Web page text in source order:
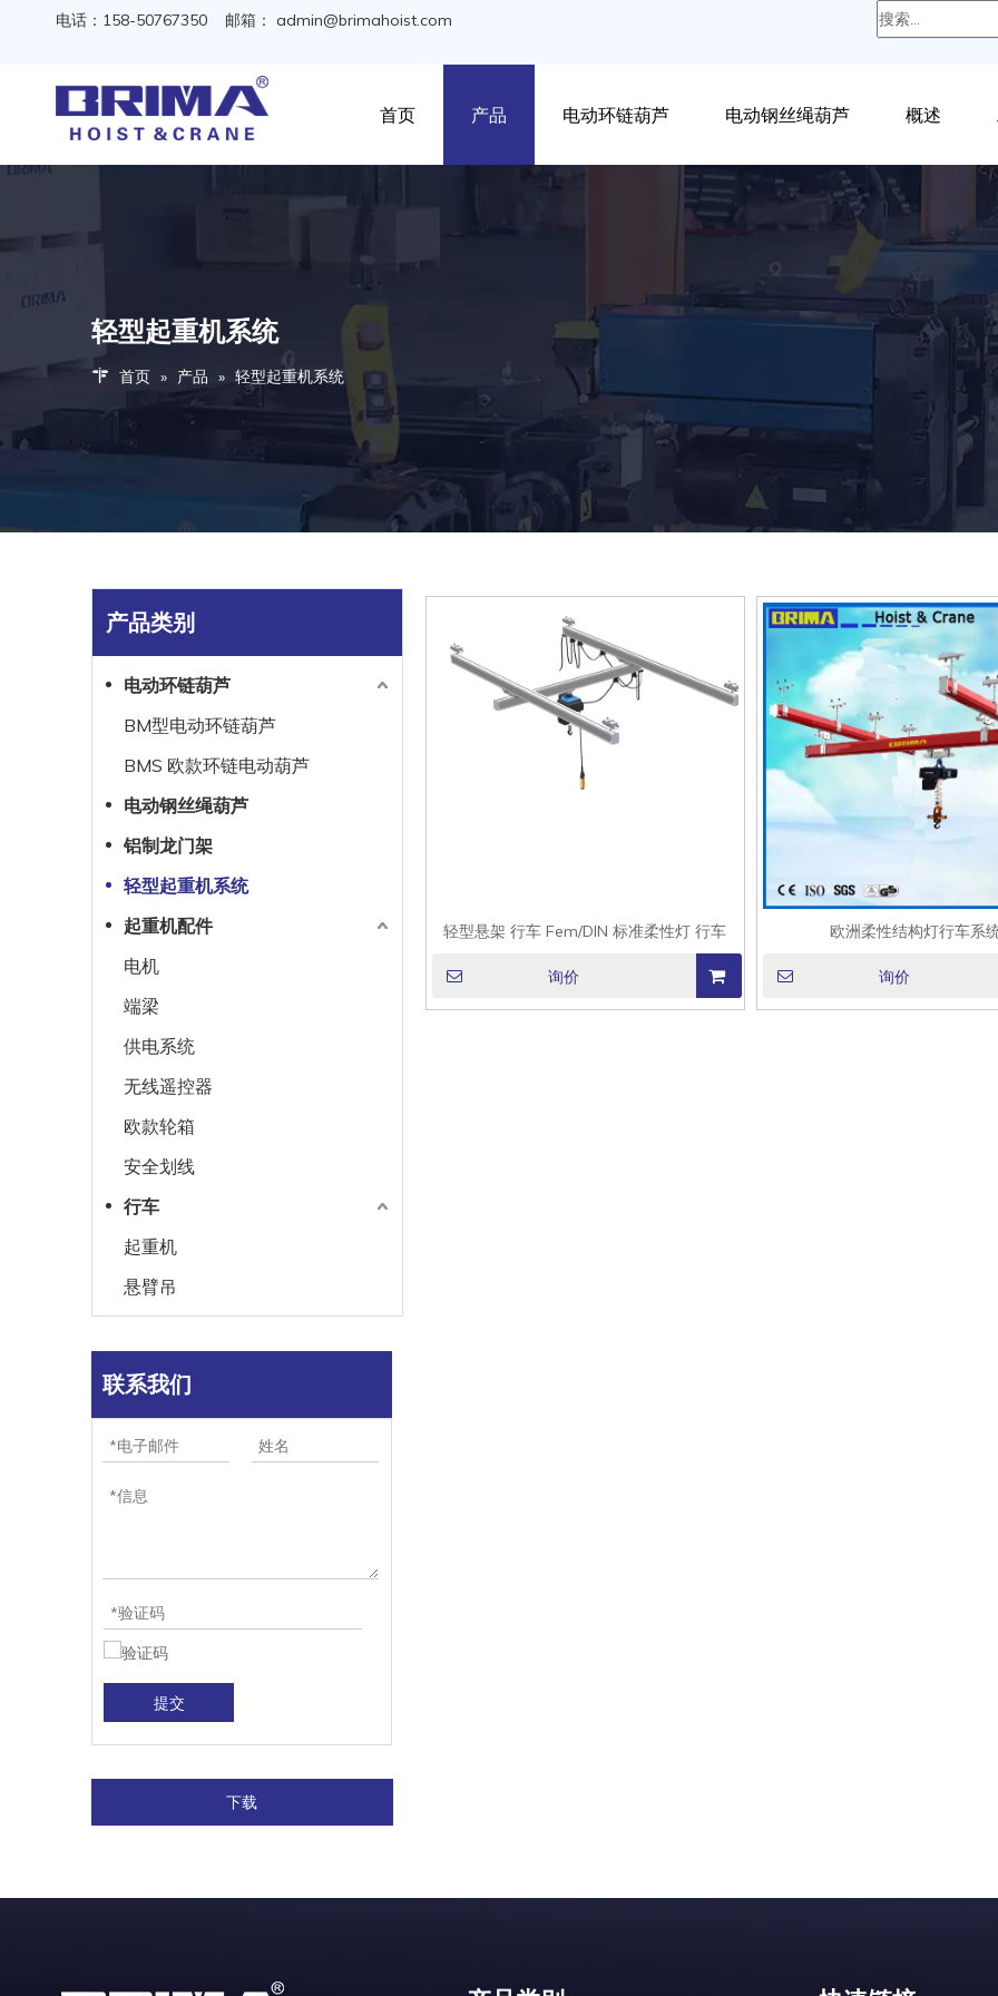
电话：158-50767350 邮箱： admin@brimahoist.com
首页 产品 电动环链葫芦 电动钢丝绳葫芦 概述
轻型起重机系统
首页 » 产品 » 轻型起重机系统
产品类别
电动环链葫芦
BM型电动环链葫芦
BMS 欧款环链电动葫芦
电动钢丝绳葫芦
铝制龙门架
轻型起重机系统
起重机配件
电机
端梁
供电系统
无线遥控器
欧款轮箱
安全划线
行车
起重机
悬臂吊
联系我们
提交
下载
轻型悬架 行车 Fem/DIN 标准柔性灯 行车
询价
欧洲柔性结构灯行车系
询价